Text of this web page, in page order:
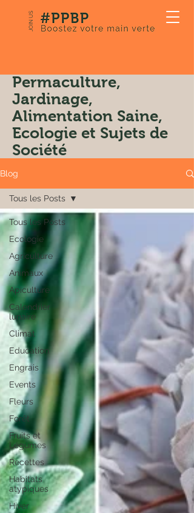
JOIN US
Permaculture,
Jardinage,
Alimentation Saine,
Ecologie et Sujets de
Société
Blog
Tous les Posts
Ecologie
Agriculture
Animaux
Apiculture
Calendrier
lunaire
Climat
Education
Engrais
Events
Fleurs
Forêt
Fruits et
Légumes
Recettes
Habitats
atypiques
Hiver
Tous les Posts